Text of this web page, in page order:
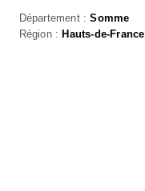
Département :Somme
Région : Hauts-de-France